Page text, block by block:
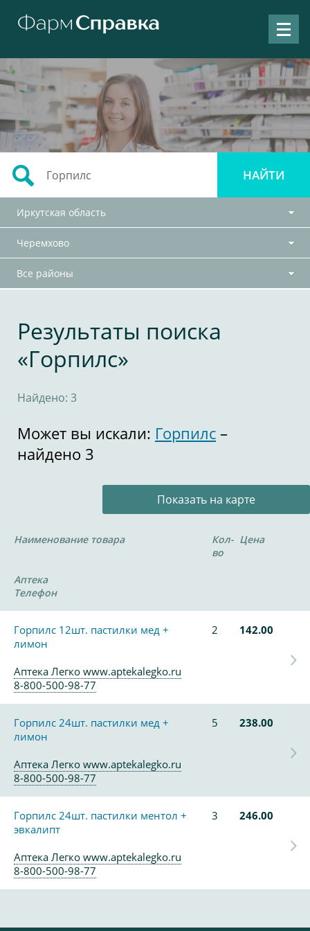
Иркутская область
Черемхово
Все районы
Результаты поиска
«Горпилс»
Найдено: 3
Может вы искали: Горпилс –
найдено 3
Показать на карте
Наименование товара
Кол-
во
Цена
Аптека
Телефон
Горпилс 12шт. пастилки мед +
лимон
2 142.00
Аптека Легко www.aptekalegko.ru
8-800-500-98-77
Горпилс 24шт. пастилки мед +
лимон
5 238.00
Аптека Легко www.aptekalegko.ru
8-800-500-98-77
Горпилс 24шт. пастилки ментол +
эвкалипт
3 246.00
Аптека Легко www.aptekalegko.ru
8-800-500-98-77